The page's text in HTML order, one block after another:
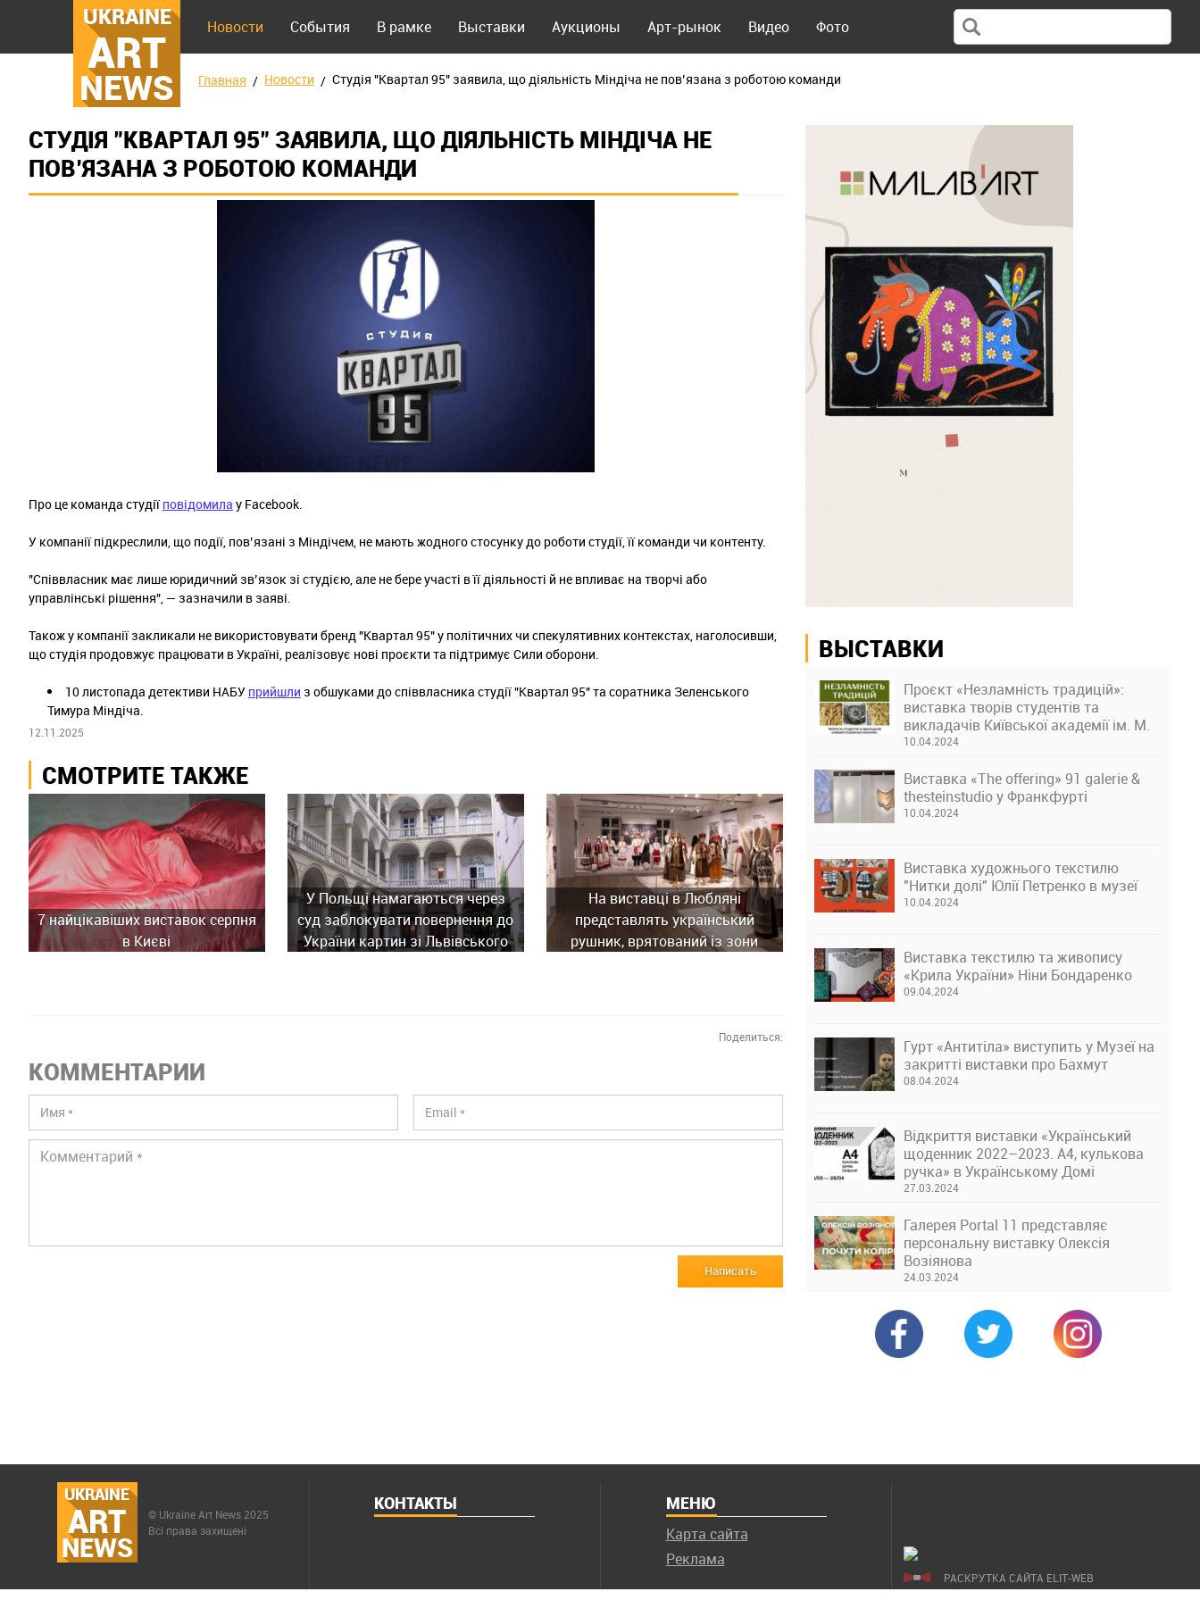
UKRAINE
ART
NEWS
Новости События В рамке Выставки Аукционы Арт-рынок Видео Фото
Главная Новости Студія "Квартал 95" заявила, що діяльність Міндіча не пов’язана з роботою команди
СТУДІЯ "КВАРТАЛ 95" ЗАЯВИЛА, ЩО ДІЯЛЬНІСТЬ МІНДІЧА НЕ
ПОВ’ЯЗАНА З РОБОТОЮ КОМАНДИ
Про це команда студіїповідомила у Facebook.
У компанії підкреслили, що події, пов’язані з Міндічем, не мають жодного стосунку до роботи студії, її команди чи контенту.
"Співвласник має лише юридичний зв’язок зі студією, але не бере участі в її діяльності й не впливає на творчі або
управлінські рішення", — зазначили в заяві.
Також у компанії закликали не використовувати бренд "Квартал 95" у політичних чи спекулятивних контекстах, наголосивши,
що студія продовжує працювати в Україні, реалізовує нові проєкти та підтримує Сили оборони.
10 листопада детективи НАБУ прийшли з обшуками до співвласника студії "Квартал 95" та соратника Зеленського
Тимура Міндіча.
12.11.2025
СМОТРИТЕ ТАКЖЕ
7 найцікавіших виставок серпня
в Києві
У Польщі намагаються через
суд заблокувати повернення до
України картин зі Львівського
На виставці в Любляні
представлять український
рушник, врятований із зони
Поделиться:
КОММЕНТАРИИ
Написать
ВЫСТАВКИ
Проєкт «Незламність традицій»:
виставка творів студентів та
викладачів Київської академії ім. М.
Бойчука
10.04.2024
Виставка «The offering» 91 galerie &
thesteinstudio у Франкфурті
10.04.2024
Виставка художнього текстилю
"Нитки долі" Юлії Петренко в музеї
10.04.2024
Виставка текстилю та живопису
«Крила України» Ніни Бондаренко
09.04.2024
Гурт «Антитіла» виступить у Музеї на
закритті виставки про Бахмут
08.04.2024
Відкриття виставки «Український
щоденник 2022–2023. А4, кулькова
ручка» в Українському Домі
27.03.2024
Галерея Portal 11 представляє
персональну виставку Олексія
Возіянова
24.03.2024
UKRAINE
ART
NEWS
© Ukraine Art News 2025
Всі права захищені
КОНТАКТЫ МЕНЮ
Карта сайта
Реклама
РАСКРУТКА САЙТА ELIT-WEB